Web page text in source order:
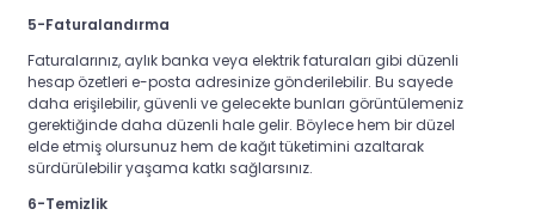
5-Faturalandırma
Faturalarınız, aylık banka veya elektrik faturaları gibi düzenli
hesap özetleri e-posta adresinize gönderilebilir. Bu sayede
daha erişilebilir, güvenli ve gelecekte bunları görüntülemeniz
gerektiğinde daha düzenli hale gelir. Böylece hem bir düzel
elde etmiş olursunuz hem de kağıt tüketimini azaltarak
sürdürülebilir yaşama katkı sağlarsınız.
6-Temizlik